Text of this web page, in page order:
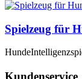
Spielzeug für
Hunde
Kundenservice